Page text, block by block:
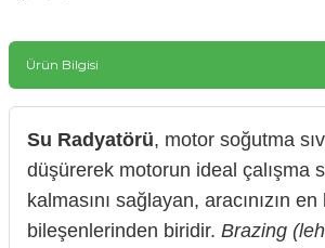
Ürün Bilgisi
Su Radyatörü, motor soğutma
düşürerek motorun ideal çalışma
kalmasını sağlayan, aracınızın
bileşenlerinden biridir. Brazing